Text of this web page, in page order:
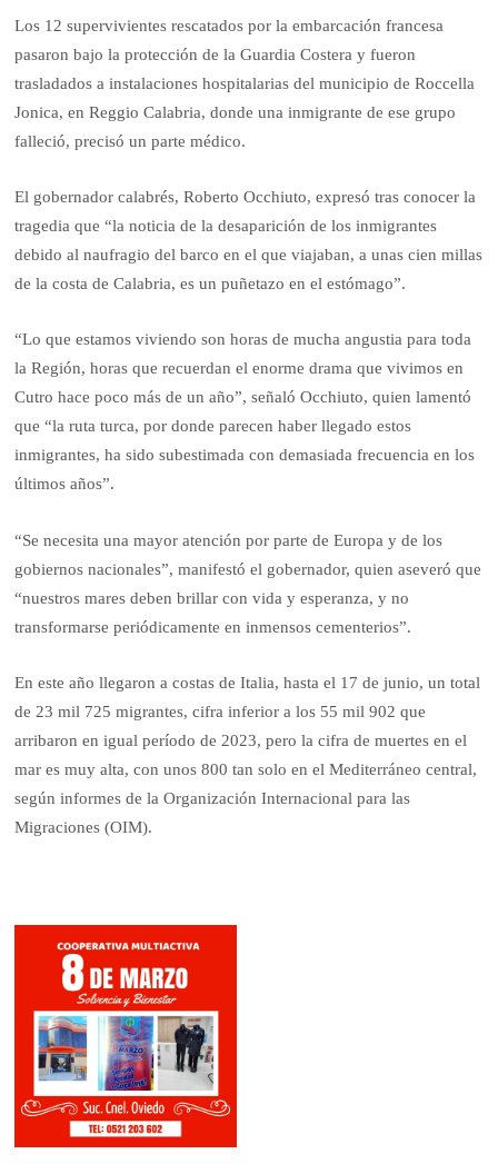
Los 12 supervivientes rescatados por la embarcación francesa
pasaron bajo la protección de la Guardia Costera y fueron
trasladados a instalaciones hospitalarias del municipio de Roccella
Jonica, en Reggio Calabria, donde una inmigrante de ese grupo
falleció, precisó un parte médico.
El gobernador calabrés, Roberto Occhiuto, expresó tras conocer la
tragedia que “la noticia de la desaparición de los inmigrantes
debido al naufragio del barco en el que viajaban, a unas cien millas
de la costa de Calabria, es un puñetazo en el estómago”.
“Lo que estamos viviendo son horas de mucha angustia para toda
la Región, horas que recuerdan el enorme drama que vivimos en
Cutro hace poco más de un año”, señaló Occhiuto, quien lamentó
que “la ruta turca, por donde parecen haber llegado estos
inmigrantes, ha sido subestimada con demasiada frecuencia en los
últimos años”.
“Se necesita una mayor atención por parte de Europa y de los
gobiernos nacionales”, manifestó el gobernador, quien aseveró que
“nuestros mares deben brillar con vida y esperanza, y no
transformarse periódicamente en inmensos cementerios”.
En este año llegaron a costas de Italia, hasta el 17 de junio, un total
de 23 mil 725 migrantes, cifra inferior a los 55 mil 902 que
arribaron en igual período de 2023, pero la cifra de muertes en el
mar es muy alta, con unos 800 tan solo en el Mediterráneo central,
según informes de la Organización Internacional para las
Migraciones (OIM).